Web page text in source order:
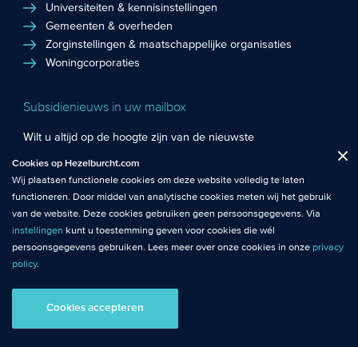
Universiteiten & kennisinstellingen
Gemeenten & overheden
Zorginstellingen & maatschappelijke organisaties
Woningcorporaties
Subsidienieuws in uw mailbox
Wilt u altijd op de hoogte zijn van de nieuwste
subsidiekansen en het laatste subsidienieuws? Schrijf u in
voor de Hezelburcht Subsidienieuwsbrief!
Inschrijven nieuwsbrief
AI statement Algemene Voorwaarden
noodzakelijk om de website goed te laten werken.
Analytische cookies
: Met analytische cookies meten wij het gebruik van
de website. Zo krijgen wij beter inzicht in het functioneren van de
website.
Cookies op Hezelburcht.com
Wij plaatsen functionele cookies om deze website volledig te laten
functioneren. Door middel van analytische cookies meten wij het gebruik
van de website. Deze cookies gebruiken geen persoonsgegevens. Via
instellingen kunt u toestemming geven voor cookies die wél
persoonsgegevens gebruiken. Lees meer over onze cookies in onze privacy
policy.
Cookies accepteren